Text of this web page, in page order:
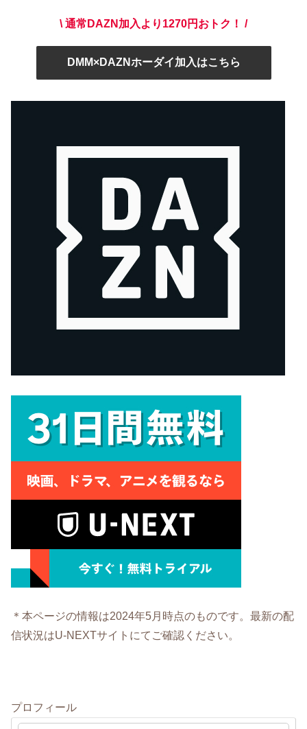
\ 通常DAZN加入より1270円おトク！ /
DMM×DAZNホーダイ加入はこちら
＊本ページの情報は2024年5月時点のものです。最新の配
信状況はU-NEXTサイトにてご確認ください。
プロフィール